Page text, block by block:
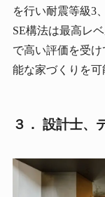
を行い耐震等級3
SE構法は最高レ
で高い評価を受
能な家づくりを可
３． 設計士、